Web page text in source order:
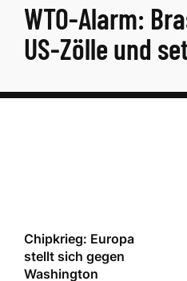
WTO-Alarm:
US-Zölle und
Chipkrieg: Europa
stellt sich gegen
Washington